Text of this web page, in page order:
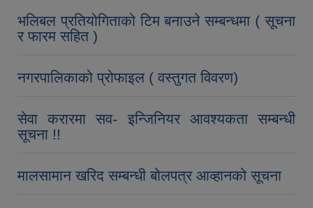
भलिबल प्रतियोगिताको टिम बनाउने सम्बन्धमा ( सूचना
र फारम सहित )
नगरपालिकाको प्रोफाइल ( वस्तुगत विवरण)
सेवा करारमा सव- इन्जिनियर आवश्यकता सम्बन्धी
सूचना !!
मालसामान खरिद सम्बन्धी बोलपत्र आव्हानको सूचना